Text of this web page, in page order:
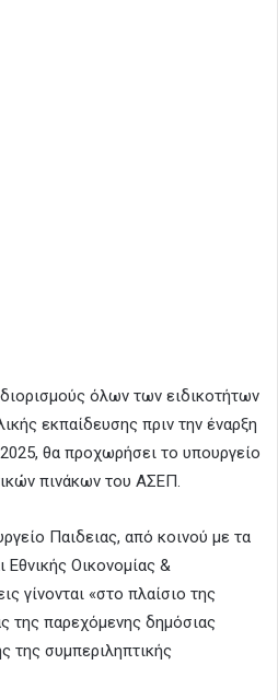
όλων των ειδικοτήτων
εκπαίδευσης πριν την έναρξη
θα προχωρήσει το υπουργείο
πινάκων του ΑΣΕΠ.
Παιδειας, από κοινού με τα
Οικονομίας &
γίνονται «στο πλαίσιο της
της παρεχόμενης δημόσιας
της συμπεριληπτικής